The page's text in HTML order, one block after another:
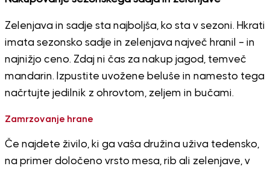
Zelenjava in sadje sta najboljša, ko sta v sezoni. Hkrati
imata sezonsko sadje in zelenjava največ hranil – in
najnižjo ceno. Zdaj ni čas za nakup jagod, temveč
mandarin. Izpustite uvožene beluše in namesto tega
načrtujte jedilnik z ohrovtom, zeljem in bučami.
Zamrzovanje hrane
Če najdete živilo, ki ga vaša družina uživa tedensko,
na primer določeno vrsto mesa, rib ali zelenjave, v